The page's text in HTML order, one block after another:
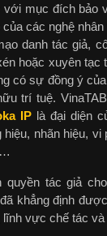
mục đích bảo
các nghệ
danh tác giả,
hoặc xuyên tạc
có sự đồng ý
trí tuệ.
IP là đại diện
nhãn hiệu, vi
…
tác giả
khẳng định
vực chế tác và